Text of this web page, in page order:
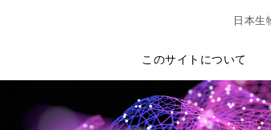
日本生
このサイトについて